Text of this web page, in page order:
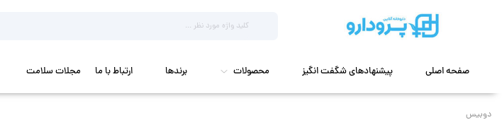
صفحه اصلی پیشنهادهای شگفت انگیز محصولات برندها ارتباط با ما مجلات سلامت
دوبیس